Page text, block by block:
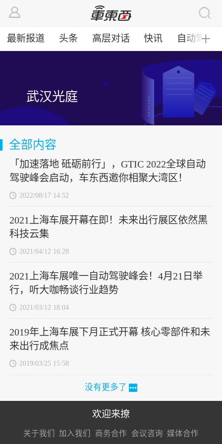
最新报道 头条 高层对话 快讯 自动驾驶
╋
武汉光庭
全部内容
「加速落地 砥砺前行」，GTIC 2022全球自动
驾驶峰会启动，车东西邀你相聚大湾区！
2022/08/17 14:52
2021上海车展开幕在即！未来出行展区依然黑
科技云集
2021/04/12 16:28
2021上海车展唯一自动驾驶峰会！4月21日举
行，听大咖畅谈行业趋势
2021/03/12 18:04
2019年上海车展下月正式开幕 核心零部件和未
来出行成焦点
2019/03/25 15:58
没有更多了
欢迎来撩
关于我们 加入我们
接扔简历
商务合作
接开聊
会议咨询 媒体合作
接开聊